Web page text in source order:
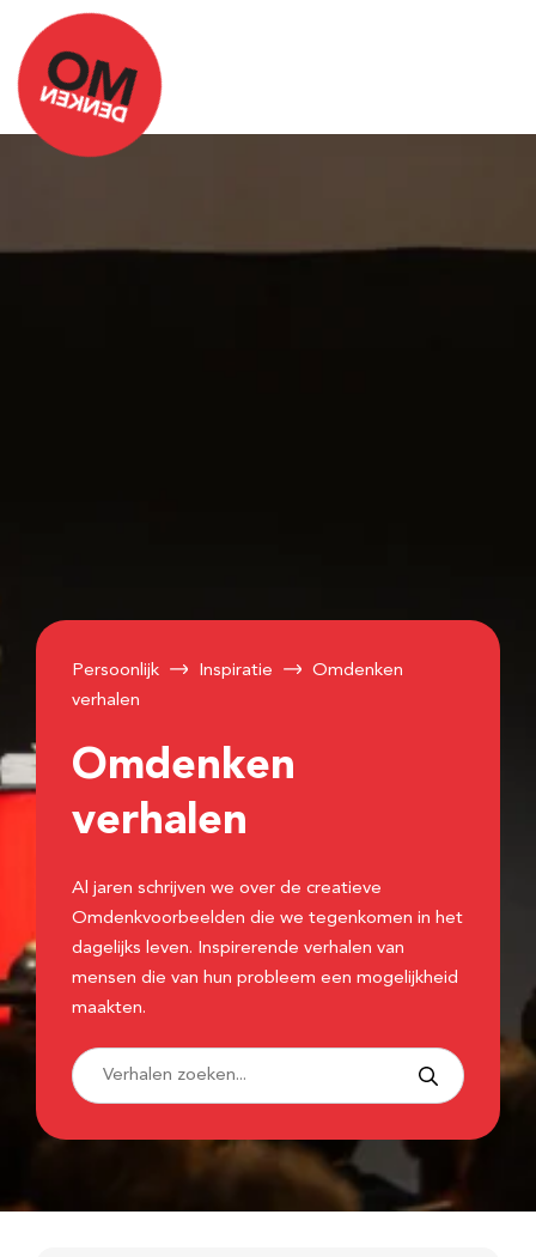
Persoonlijk Inspiratie
Omdenken
verhalen
Omdenken
verhalen
Al jaren schrijven we over de creatieve
Omdenkvoorbeelden die we tegenkomen in het
dagelijks leven. Inspirerende verhalen van
mensen die van hun probleem een mogelijkheid
maakten.